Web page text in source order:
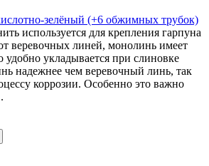
зелёный (+6 обжимных трубок)
используется для крепления гарпуна
веревочных линей, монолинь имеет
удобно укладывается при слиновке
надежнее чем веревочный линь, так
коррозии. Особенно это важно